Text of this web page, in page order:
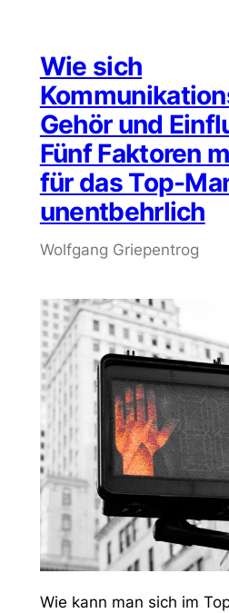
Wie sich
Gehör und
Fünf Faktoren
für das Top-
unentbehrlich
Wolfgang Griepentrog
Wie kann man sich im